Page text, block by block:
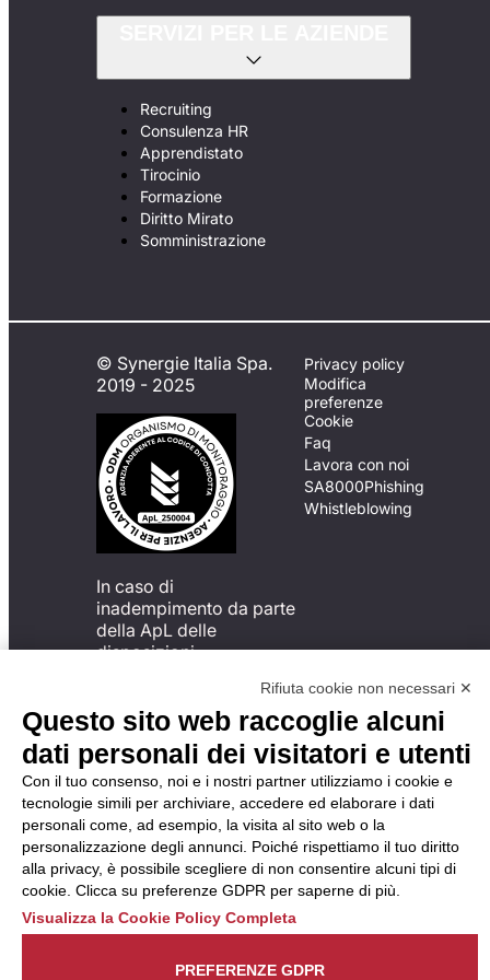
Recruiting
Consulenza HR
Apprendistato
Tirocinio
Formazione
Diritto Mirato
Somministrazione
© Synergie Italia Spa.
2019 - 2025
In caso di
inadempimento da parte
della ApL delle
disposizioni
possibile presentare un
reclamo
all’Organismo di
Monitoraggio utilizzando
una delle modalità
descritte al seguente
indirizzo web
https://odm-
agenzielavoro.it/reclami/.
Privacy policy
Modifica
preferenze
Cookie
Faq
Lavora con noi
SA8000Phishing
Whistleblowing
Rifiuta cookie non necessari ✕
Questo sito web raccoglie alcuni
dati personali dei visitatori e utenti
Con il tuo consenso, noi e i nostri partner utilizziamo i cookie e
tecnologie simili per archiviare, accedere ed elaborare i dati
personali come, ad esempio, la visita al sito web o la
personalizzazione degli annunci. Poiché rispettiamo il tuo diritto
alla privacy, è possibile scegliere di non consentire alcuni tipi di
cookie. Clicca su preferenze GDPR per saperne di più.
Visualizza la Cookie Policy Completa
PREFERENZE GDPR